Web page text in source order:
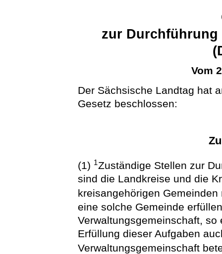
zur Durchführung
Vom
Der Sächsische Landtag hat
Gesetz beschlossen:
(1) 1Zuständige Stellen zur
sind die Landkreise und die
kreisangehörigen
eine solche Gemeinde
Verwaltungsgemeinschaft,
Erfüllung dieser Aufgaben
Verwaltungsgemeinschaft